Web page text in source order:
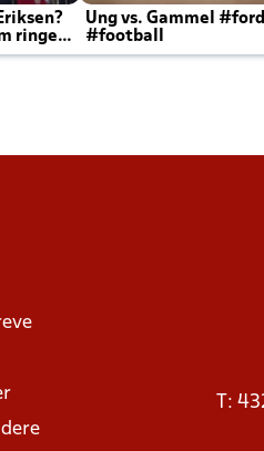
ringer
Ung vs. Gammel
#football
T: